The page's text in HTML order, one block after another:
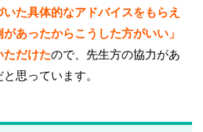
た具体的なアドバイスをもらえ
あったからこうした方がいい」
ただけたので、先生方の協力があ
思っています。